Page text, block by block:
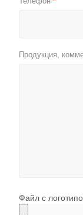
Продукция,
Файл с